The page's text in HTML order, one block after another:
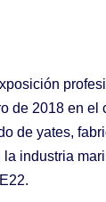
de 2018 en
de yates,
industria